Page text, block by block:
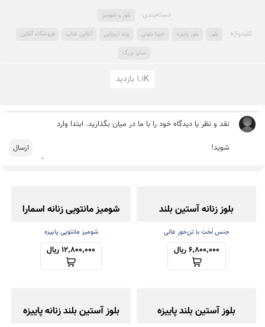
دسته‌بندی بلوز و شومیز
کلید‌واژه بلوز بلوز پاییزه جینا بتونی برند اروپایی آنلاین شاپ فروشگاه آنلاین
سایز بزرگ
1.1K بازدید
بلوز زنانه آستین بلند
جنس لَخت با تن‌خورِ عالی
6,800,000 ریال
شومیز مانتویی زنانه اسمارا
شومیز مانتویی پاییزه
12,800,000 ریال
بلوز آستین بلند پاییزه بلوز آستین بلند زنانه پاییزه